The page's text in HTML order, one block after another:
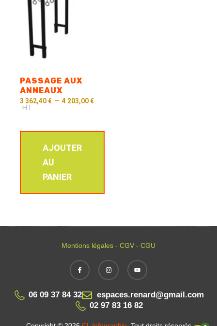
PASSAGE AUX
ANNEAUX
3 362,40 € – 4 203,00 €
HT
AJOUTER
AU
PANIER
Mentions légales - CGV - CGU
06 09 37 84 32
espaces.renard@gmail.com
02 97 83 16 82